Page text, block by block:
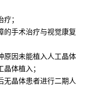
；
的手术治疗与视觉康复
原因未能植入人工晶体
体植入；
无晶体患者进行二期人